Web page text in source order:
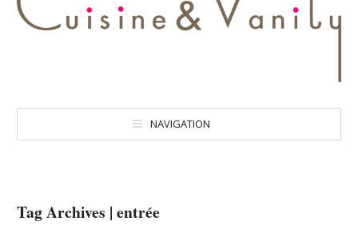
NAVIGATION
Tag Archives | entrée